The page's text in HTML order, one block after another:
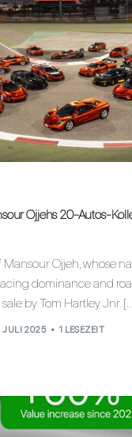
Ojjehs 20-Autos-
Ojjeh, whose
dominance and
by Tom Hartley Jnr.
JULI 2025 1 LESEZEIT